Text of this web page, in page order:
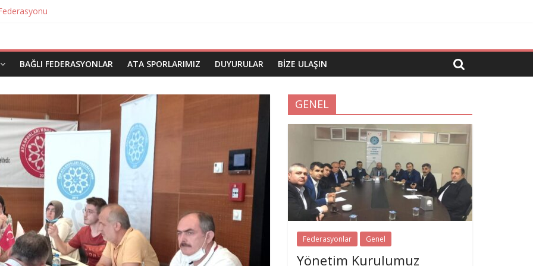
Federasyonu
BAĞLI FEDERASYONLAR ATA SPORLARIMIZ DUYURULAR BIZE ULAŞIN
GENEL
Federasyonlar Genel
Yönetim Kurulumuz